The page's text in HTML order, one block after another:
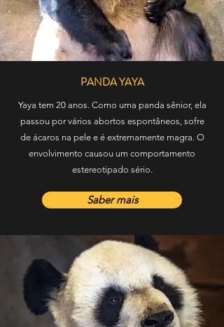
PANDA YAYA
Yaya tem 20 anos. Como uma panda sênior, ela
passou por vários abortos espontâneos, sofre
de ácaros na pele e é extremamente magra. O
envolvimento causou um comportamento
estereotipado sério.
Saber mais